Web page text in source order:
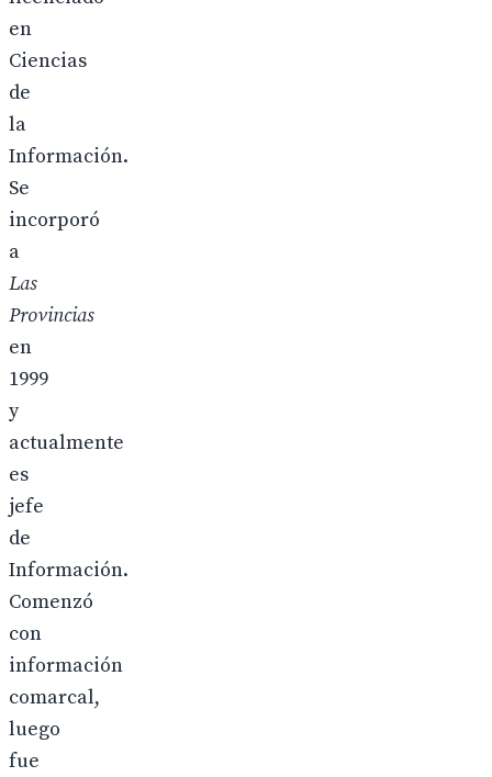
en
Ciencias
de
la
Información.
Se
incorporó
a
Las
Provincias
en
1999
y
actualmente
es
jefe
de
Información.
Comenzó
con
información
comarcal,
luego
fue